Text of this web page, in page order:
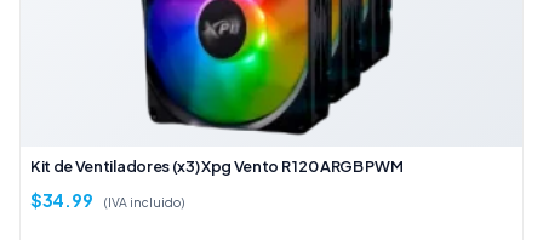
Kit de Ventiladores (x3) Xpg Vento R 120 ARGB PWM
$34.99 (IVA incluido)